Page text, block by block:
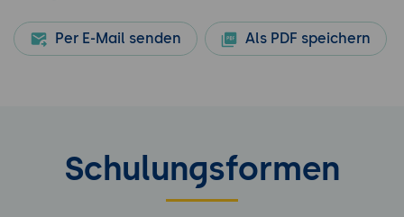
Per E-Mail senden Als PDF speichern
Schulungsformen